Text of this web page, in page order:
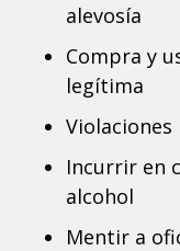
alevosía
Compra y
legítima
Violaciones
Incurrir en
alcohol
Mentir a